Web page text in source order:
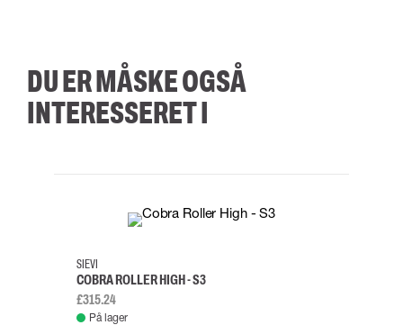
DU ER MÅSKE OGSÅ
INTERESSERET I
38
SIEVI
COBRA ROLLER HIGH - S3
£315.24
På lager